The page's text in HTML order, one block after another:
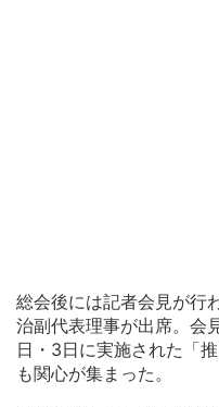
総会後には記者会見が行
治副代表理事が出席。会
日・3日に実施された「
も関心が集まった。